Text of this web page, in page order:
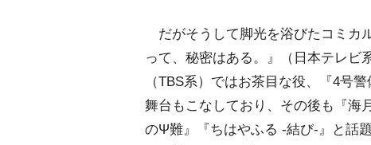
だがそうして脚光を浴びたコミカ
って、秘密はある。』（日本テレビ
（TBS系）ではお茶目な役、『4号
舞台もこなしており、その後も『海
のΨ難』『ちはやふる -結び-』と話